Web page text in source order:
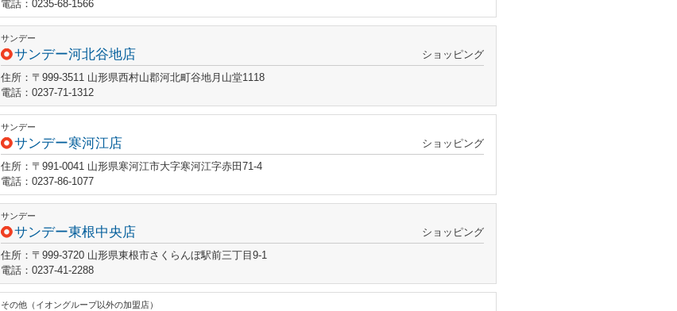
電話：0235-68-1566
サンデー
サンデー河北谷地店
ショッピング
住所：〒999-3511 山形県西村山郡河北町谷地月山堂1118
電話：0237-71-1312
サンデー
サンデー寒河江店
ショッピング
住所：〒991-0041 山形県寒河江市大字寒河江字赤田71-4
電話：0237-86-1077
サンデー
サンデー東根中央店
ショッピング
住所：〒999-3720 山形県東根市さくらんぼ駅前三丁目9-1
電話：0237-41-2288
その他（イオングループ以外の加盟店）